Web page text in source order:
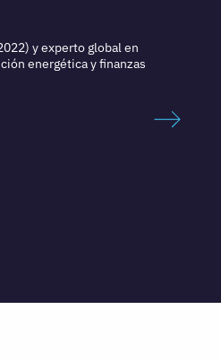
y experto global en
energética y finanzas